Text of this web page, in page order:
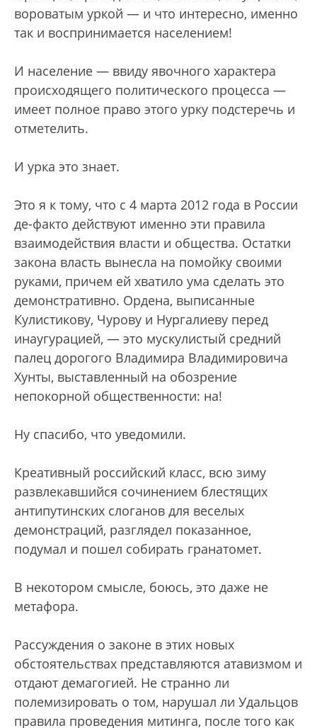
вороватым уркой — и что интересно, именно
так и воспринимается населением!
И население — ввиду явочного характера
происходящего политического процесса —
имеет полное право этого урку подстеречь и
отметелить.
И урка это знает.
Это я к тому, что с 4 марта 2012 года в России
де-факто действуют именно эти правила
взаимодействия власти и общества. Остатки
закона власть вынесла на помойку своими
руками, причем ей хватило ума сделать это
демонстративно. Ордена, выписанные
Кулистикову, Чурову и Нургалиеву перед
инаугурацией, — это мускулистый средний
палец дорогого Владимира Владимировича
Хунты, выставленный на обозрение
непокорной общественности: на!
Ну спасибо, что уведомили.
Креативный российский класс, всю зиму
развлекавшийся сочинением блестящих
антипутинских слоганов для веселых
демонстраций, разглядел показанное,
подумал и пошел собирать гранатомет.
В некотором смысле, боюсь, это даже не
метафора.
Рассуждения о законе в этих новых
обстоятельствах представляются атавизмом и
отдают демагогией. Не странно ли
полемизировать о том, нарушал ли Удальцов
правила проведения митинга, после того как